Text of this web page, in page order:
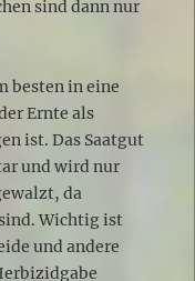
sind dann nur
besten in eine
Ernte als
ist. Das Saatgut
und wird nur
da
Wichtig ist
und andere